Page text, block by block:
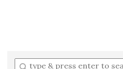
Enter